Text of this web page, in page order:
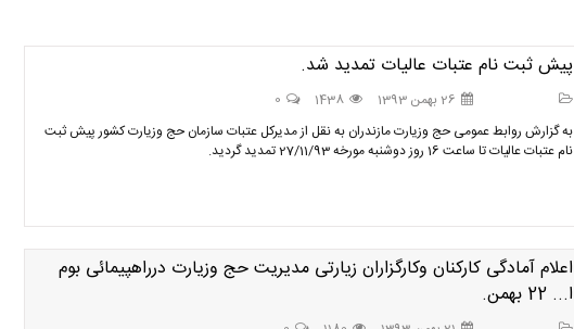
پیش ثبت نام عتبات عالیات تمدید شد.
26 بهمن 1393 1438
0
به گزارش روابط عمومی حج وزیارت مازندران به نقل از مدیرکل عتبات سازمان حج وزیارت کشور پیش ثبت
نام عتبات عالیات تا ساعت 16 روز دوشنبه مورخه 27/11/93 تمدید گردید.
اعلام آمادگی کارکنان وکارگزاران زیارتی مدیریت حج وزیارت درراهپیمائی بوم
ا... 22 بهمن.